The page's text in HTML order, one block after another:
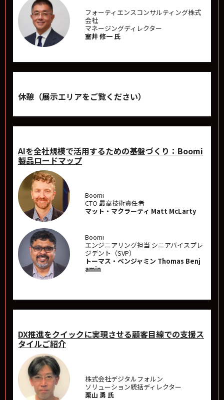
フォーティエンスコンサルティング株式
会社
マネージングディレクター
室井 修一 氏
休憩（展示エリアをご覧ください）
AIを全社規模で活用するための基盤づくり：Boomi
製品ロードマップ
Boomi
CTO 最高技術責任者
マット・マクラーティ Matt McLarty
Boomi
エンジニアリング担当 シニアバイスプレ
ジデント（SVP）
トーマス・ベンジャミン Thomas Benj
amin
DX推進をクイックに実現させる顧客目線での支援ス
タイルご紹介
株式会社デジタルフォルン
ソリューション統括ディレクター
栗山 勇 氏